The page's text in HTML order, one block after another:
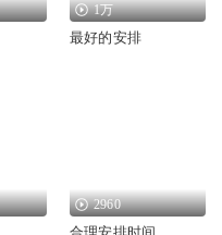
1万
最好的安排
2960